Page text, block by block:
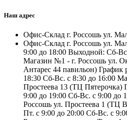
Наш адрес
Офис-Склад г. Россошь ул.
Офис-Склад г. Россошь ул.
9:00 до 18:00 Выходной: Сб-
Магазин №1 - г. Россошь ул.
Антарес 44 павильон)
18:30 Сб-Вс. с 8:30 до 16:00
Простеева 13 (ТЦ Пятерочка)
9:00 до 19:00 Сб-Вс. с 9:00 до
Россошь ул. Простеева 1 (ТЦ
Пт. с 9:00 до 20:00 Сб-Вс. с